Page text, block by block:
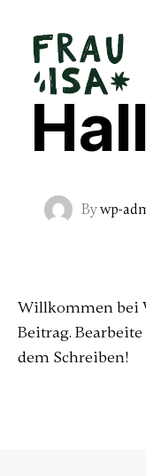
Bywp-
Willkommen bei
Beitrag.
dem Schreiben!